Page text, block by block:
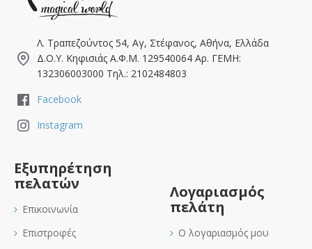
Λ. Τραπεζούντος 54, Αγ, Στέφανος, Αθήνα, Ελλάδα
Δ.Ο.Υ. Κηφισιάς Α.Φ.Μ. 129540064 Αρ. ΓΕΜΗ:
132306003000 Τηλ.: 2102484803
Facebook
Instagram
Εξυπηρέτηση
πελατών
Επικοινωνία
Επιστροφές
Λογαριασμός
πελάτη
Ο λογαριασμός μου